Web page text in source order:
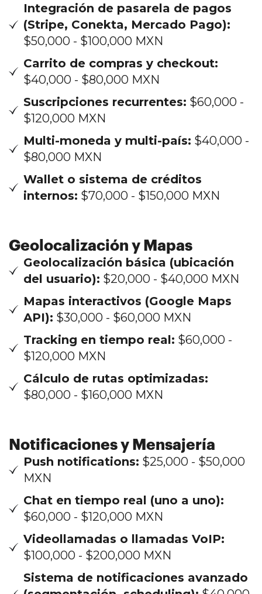
Integración de pasarela de pagos
(Stripe, Conekta, Mercado Pago):
$50,000 - $100,000 MXN
Carrito de compras y checkout:
$40,000 - $80,000 MXN
Suscripciones recurrentes: $60,000 -
$120,000 MXN
Multi-moneda y multi-país: $40,000 -
$80,000 MXN
Wallet o sistema de créditos
internos: $70,000 - $150,000 MXN
Geolocalización y Mapas
Geolocalización básica (ubicación
del usuario): $20,000 - $40,000 MXN
Mapas interactivos (Google Maps
API): $30,000 - $60,000 MXN
Tracking en tiempo real: $60,000 -
$120,000 MXN
Cálculo de rutas optimizadas:
$80,000 - $160,000 MXN
Notificaciones y Mensajería
Push notifications: $25,000 - $50,000
MXN
Chat en tiempo real (uno a uno):
$60,000 - $120,000 MXN
Videollamadas o llamadas VoIP:
$100,000 - $200,000 MXN
Sistema de notificaciones avanzado